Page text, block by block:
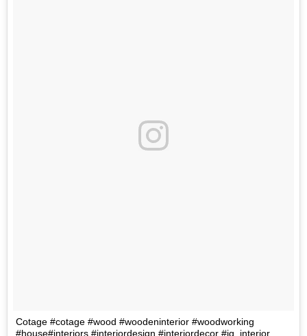
Cotage #cotage #wood #woodeninterior #woodworking
#house#interiors #interiordesign #interiordecor #ig_interior